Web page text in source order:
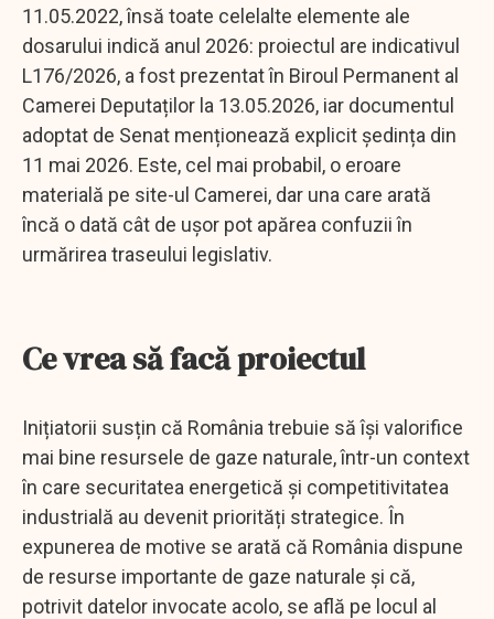
11.05.2022, însă toate celelalte elemente ale
dosarului indică anul 2026: proiectul are indicativul
L176/2026, a fost prezentat în Biroul Permanent al
Camerei Deputaților la 13.05.2026, iar documentul
adoptat de Senat menționează explicit ședința din
11 mai 2026. Este, cel mai probabil, o eroare
materială pe site-ul Camerei, dar una care arată
încă o dată cât de ușor pot apărea confuzii în
urmărirea traseului legislativ.
Ce vrea să facă proiectul
Inițiatorii susțin că România trebuie să își valorifice
mai bine resursele de gaze naturale, într-un context
în care securitatea energetică și competitivitatea
industrială au devenit priorități strategice. În
expunerea de motive se arată că România dispune
de resurse importante de gaze naturale și că,
potrivit datelor invocate acolo, se află pe locul al